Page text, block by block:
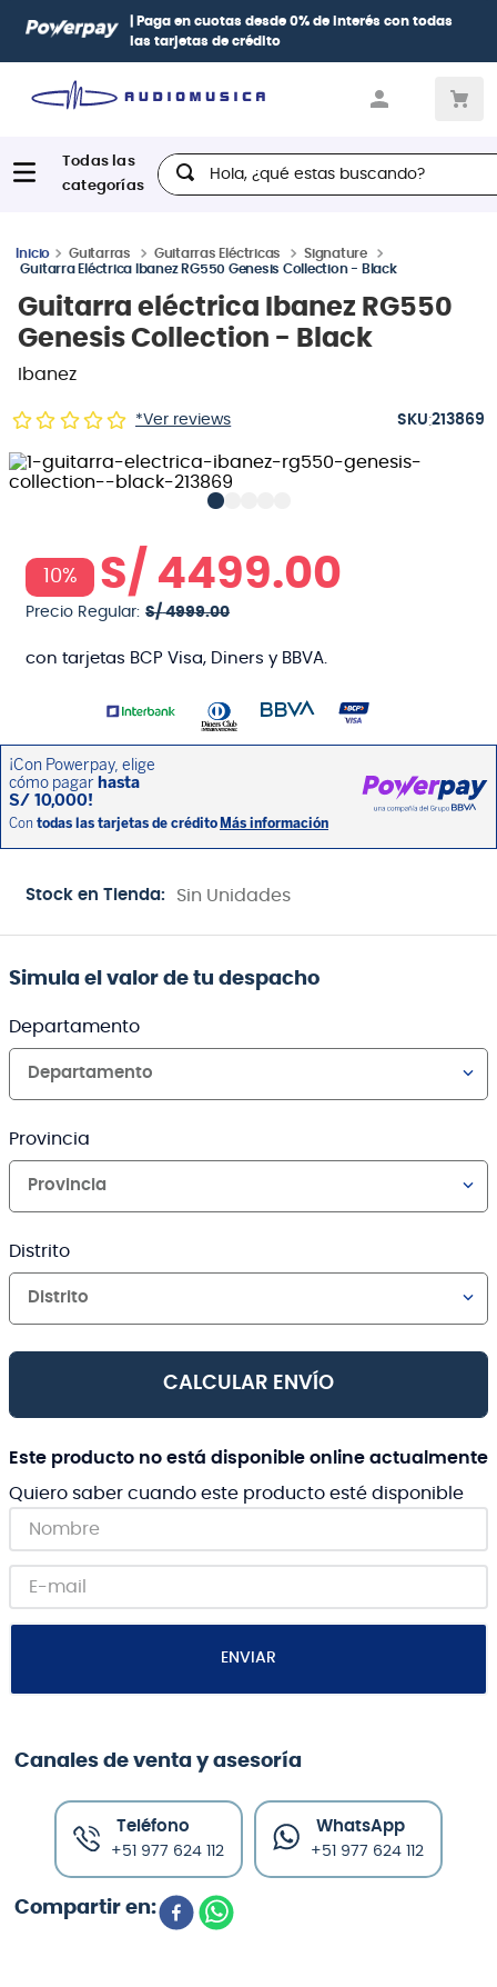
| Paga en cuotas desde 0% de interés con todas
las tarjetas de crédito
Hola, ¿qué estas buscando?
Guitarras Guitarras Eléctricas
Signature
Guitarra Eléctrica Ibanez RG550 Genesis Collection - Black
Guitarra eléctrica Ibanez RG550
Genesis Collection - Black
Ibanez
*Ver reviews :213869
10% S/ 4499.00
Precio Regular: S/ 4999.00
con tarjetas BCP Visa, Diners y BBVA.
Stock en Tienda: Sin Unidades
Simula el valor de tu despacho
Departamento
Departamento
Provincia
Provincia
Distrito
Distrito
CALCULAR ENVÍO
Este producto no está disponible online actualmente
Quiero saber cuando este producto esté disponible
ENVIAR
Canales de venta y asesoría
Teléfono
+51 977 624 112
WhatsApp
+51 977 624 112